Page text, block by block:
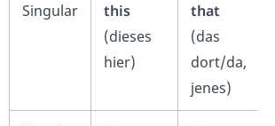
Singular
this
(dieses
hier)
that
(das
dort/da,
jenes)